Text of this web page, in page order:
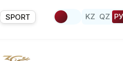
SPORT KZ QZ РУ